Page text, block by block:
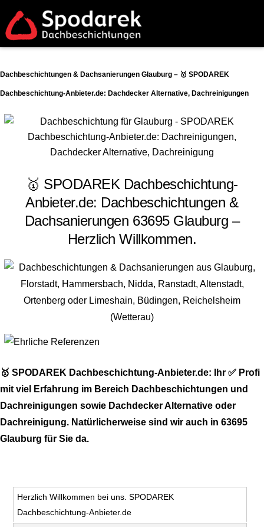
Dachbeschichtungen & Dachsanierungen Glauburg – 🥇 SPODAREK
Dachbeschichtung-Anbieter.de: Dachdecker Alternative, Dachreinigungen
🥇 SPODAREK Dachbeschichtung-
Anbieter.de: Dachbeschichtungen &
Dachsanierungen 63695 Glauburg –
Herzlich Willkommen.
🥇 SPODAREK Dachbeschichtung-Anbieter.de: Ihr ✅ Profi
mit viel Erfahrung im Bereich Dachbeschichtungen und
Dachreinigungen sowie Dachdecker Alternative oder
Dachreinigung. Natürlicherweise sind wir auch in 63695
Glauburg für Sie da.
Herzlich Willkommen bei uns. SPODAREK
Dachbeschichtung-Anbieter.de